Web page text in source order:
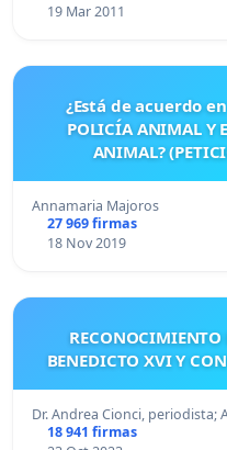
19 Mar 2011
¿Está de acuerdo
POLICÍA ANIMAL Y
ANIMAL?
Annamaria Majoros
27 969 firmas
18 Nov 2019
RECONOCIMIENTO
BENEDICTO XVI Y
Dr. Andrea Cionci, periodista;
18 941 firmas